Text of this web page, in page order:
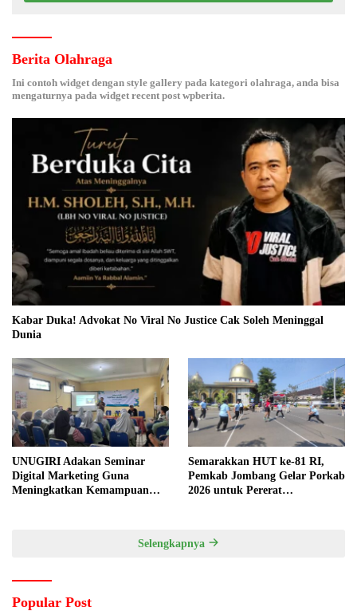
Berita Olahraga
Ini contoh widget dengan style gallery pada kategori olahraga, anda bisa
mengaturnya pada widget recent post wpberita.
Kabar Duka! Advokat No Viral No Justice Cak Soleh Meninggal
Dunia
UNUGIRI Adakan Seminar
Digital Marketing Guna
Meningkatkan Kemampuan
Semarakkan HUT ke-81 RI,
Pemkab Jombang Gelar Porkab
2026 untuk Pererat
Selengkapnya
Popular Post